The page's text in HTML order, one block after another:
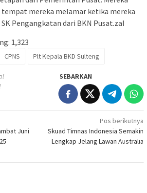
tempat mereka melamar ketika mereka
Pengangkatan dari BKN Pusat.zal
1,323
CPNS Plt Kepala BKD Sulteng
SEBARKAN
Juni
Pos berikutnya
Skuad Timnas Indonesia Semakin
Lengkap Jelang Lawan Australia